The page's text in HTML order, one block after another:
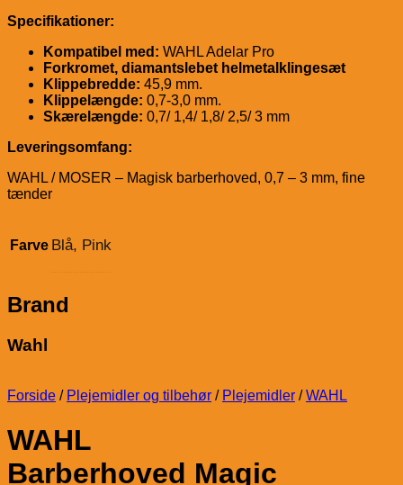
Specifikationer:
Kompatibel med: WAHL Adelar Pro
Forkromet, diamantslebet helmetalklingesæt
Klippebredde: 45,9 mm.
Klippelængde: 0,7-3,0 mm.
Skærelængde: 0,7/ 1,4/ 1,8/ 2,5/ 3 mm
Leveringsomfang:
WAHL / MOSER – Magisk barberhoved, 0,7 – 3 mm, fine
tænder
Farve Blå, Pink
Brand
Wahl
Forside / Plejemidler og tilbehør / Plejemidler / WAHL
WAHL
Barberhoved Magic